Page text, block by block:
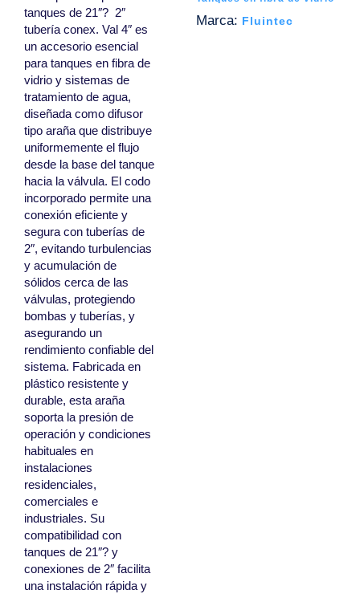
tanques de 21″?  2″
tubería conex. Val 4″ es
un accesorio esencial
para tanques en fibra de
vidrio y sistemas de
tratamiento de agua,
diseñada como difusor
tipo araña que distribuye
uniformemente el flujo
desde la base del tanque
hacia la válvula. El codo
incorporado permite una
conexión eficiente y
segura con tuberías de
2″, evitando turbulencias
y acumulación de
sólidos cerca de las
válvulas, protegiendo
bombas y tuberías, y
asegurando un
rendimiento confiable del
sistema. Fabricada en
plástico resistente y
durable, esta araña
soporta la presión de
operación y condiciones
habituales en
instalaciones
residenciales,
comerciales e
industriales. Su
compatibilidad con
tanques de 21″? y
conexiones de 2″ facilita
una instalación rápida y
Marca: Fluintec